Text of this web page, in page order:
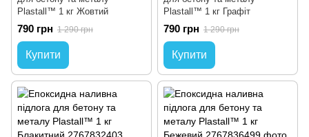
Plastall™ 1 кг Жовтий
790 грн 1 290 грн
Купити
Plastall™ 1 кг Графіт
790 грн 1 290 грн
Купити